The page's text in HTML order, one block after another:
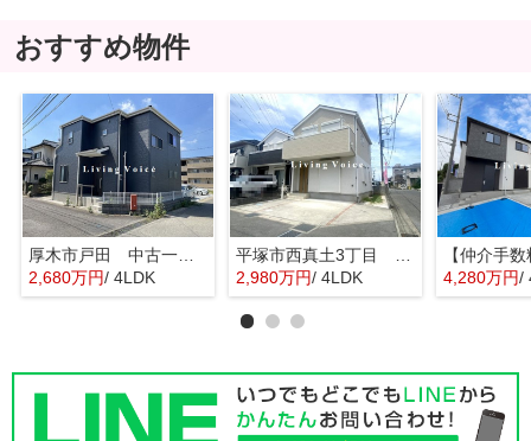
おすすめ物件
厚木市戸田 中古一戸建て
2,680万円/ 4LDK
2,980万円/ 4LDK 4,280万円/